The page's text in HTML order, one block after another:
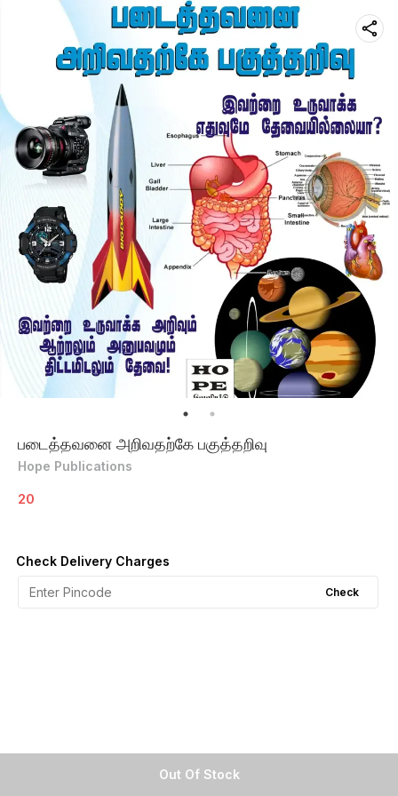
Out Of Stock
படைத்தவனை அறிவதற்கே பகுத்தறிவு
Hope Publications
20
Check Delivery Charges
Check